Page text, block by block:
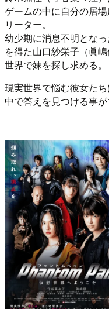
ゲームの中に自分の居
リーター。
幼少期に消息不明とな
を得た山口紗栄子（眞
世界で妹を探し求める。
現実世界で悩む彼女た
中で答えを見つける事